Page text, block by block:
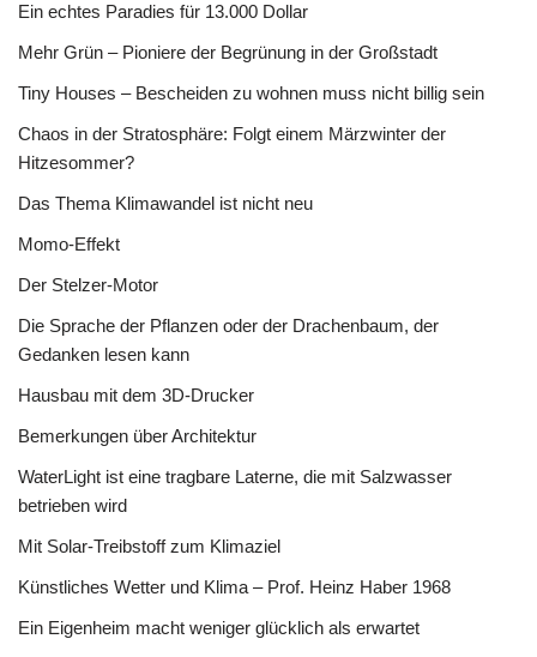
Ein echtes Paradies für 13.000 Dollar
Mehr Grün – Pioniere der Begrünung in der Großstadt
Tiny Houses – Bescheiden zu wohnen muss nicht billig sein
Chaos in der Stratosphäre: Folgt einem Märzwinter der
Hitzesommer?
Das Thema Klimawandel ist nicht neu
Momo-Effekt
Der Stelzer-Motor
Die Sprache der Pflanzen oder der Drachenbaum, der
Gedanken lesen kann
Hausbau mit dem 3D-Drucker
Bemerkungen über Architektur
WaterLight ist eine tragbare Laterne, die mit Salzwasser
betrieben wird
Mit Solar-Treibstoff zum Klimaziel
Künstliches Wetter und Klima – Prof. Heinz Haber 1968
Ein Eigenheim macht weniger glücklich als erwartet